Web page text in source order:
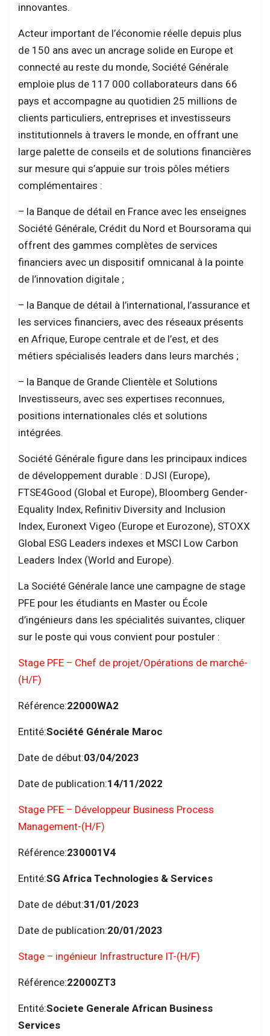
innovantes.
Acteur important de l’économie réelle depuis plus
de 150 ans avec un ancrage solide en Europe et
connecté au reste du monde, Société Générale
emploie plus de 117 000 collaborateurs dans 66
pays et accompagne au quotidien 25 millions de
clients particuliers, entreprises et investisseurs
institutionnels à travers le monde, en offrant une
large palette de conseils et de solutions financières
sur mesure qui s’appuie sur trois pôles métiers
complémentaires :
– la Banque de détail en France avec les enseignes
Société Générale, Crédit du Nord et Boursorama qui
offrent des gammes complètes de services
financiers avec un dispositif omnicanal à la pointe
de l’innovation digitale ;
– la Banque de détail à l’international, l’assurance et
les services financiers, avec des réseaux présents
en Afrique, Europe centrale et de l’est, et des
métiers spécialisés leaders dans leurs marchés ;
– la Banque de Grande Clientèle et Solutions
Investisseurs, avec ses expertises reconnues,
positions internationales clés et solutions
intégrées.
Société Générale figure dans les principaux indices
de développement durable : DJSI (Europe),
FTSE4Good (Global et Europe), Bloomberg Gender-
Equality Index, Refinitiv Diversity and Inclusion
Index, Euronext Vigeo (Europe et Eurozone), STOXX
Global ESG Leaders indexes et MSCI Low Carbon
Leaders Index (World and Europe).
La Société Générale lance une campagne de stage
PFE pour les étudiants en Master ou École
d’ingénieurs dans les spécialités suivantes, cliquer
sur le poste qui vous convient pour postuler :
Stage PFE – Chef de projet/Opérations de marché-
(H/F)
Référence:22000WA2
Entité:Société Générale Maroc
Date de début:03/04/2023
Date de publication:14/11/2022
Stage PFE – Développeur Business Process
Management-(H/F)
Référence:230001V4
Entité:SG Africa Technologies & Services
Date de début:31/01/2023
Date de publication:20/01/2023
Stage – ingénieur Infrastructure IT-(H/F)
Référence:22000ZT3
Entité:Societe Generale African Business
Services